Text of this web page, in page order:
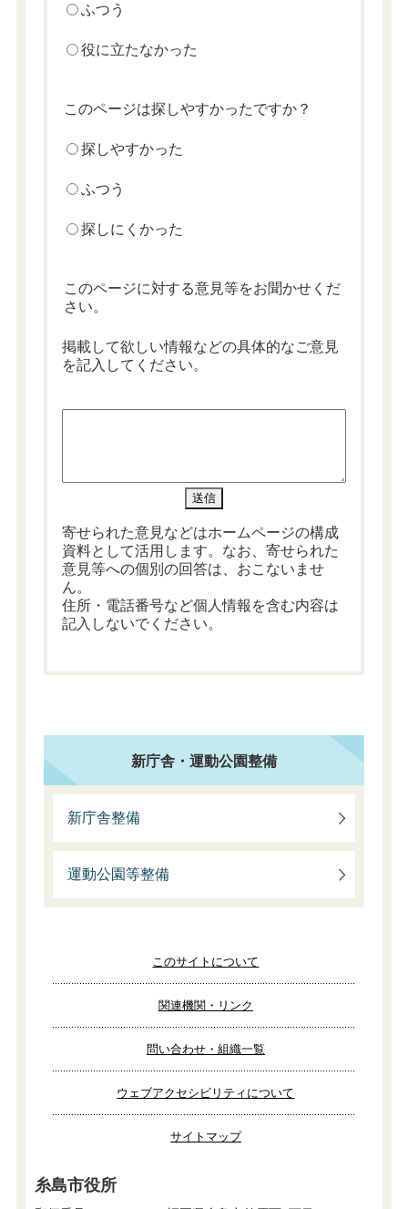
ふつう
役に立たなかった
このページは探しやすかったですか？
探しやすかった
ふつう
探しにくかった
このページに対する意見等をお聞かせくだ
さい。
掲載して欲しい情報などの具体的なご意見
を記入してください。
寄せられた意見などはホームページの構成
資料として活用します。なお、寄せられた
意見等への個別の回答は、おこないませ
ん。
住所・電話番号など個人情報を含む内容は
記入しないでください。
新庁舎・運動公園整備
新庁舎整備
運動公園等整備
このサイトについて
関連機関・リンク
問い合わせ・組織一覧
ウェブアクセシビリティについて
サイトマップ
糸島市役所